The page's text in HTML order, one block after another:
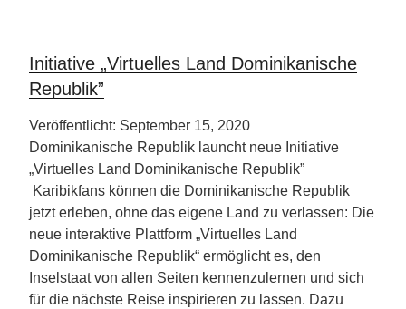
Initiative „Virtuelles Land Dominikanische
Republik”
Veröffentlicht: September 15, 2020
Dominikanische Republik launcht neue Initiative
„Virtuelles Land Dominikanische Republik”
Karibikfans können die Dominikanische Republik
jetzt erleben, ohne das eigene Land zu verlassen: Die
neue interaktive Plattform „Virtuelles Land
Dominikanische Republik“ ermöglicht es, den
Inselstaat von allen Seiten kennenzulernen und sich
für die nächste Reise inspirieren zu lassen. Dazu